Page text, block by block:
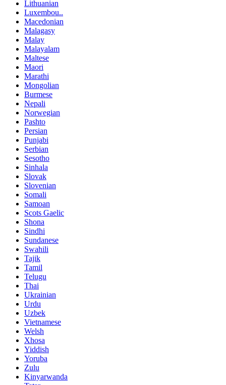
Lithuanian
Luxembou..
Macedonian
Malagasy
Malay
Malayalam
Maltese
Maori
Marathi
Mongolian
Burmese
Nepali
Norwegian
Pashto
Persian
Punjabi
Serbian
Sesotho
Sinhala
Slovak
Slovenian
Somali
Samoan
Scots Gaelic
Shona
Sindhi
Sundanese
Swahili
Tajik
Tamil
Telugu
Thai
Ukrainian
Urdu
Uzbek
Vietnamese
Welsh
Xhosa
Yiddish
Yoruba
Zulu
Kinyarwanda